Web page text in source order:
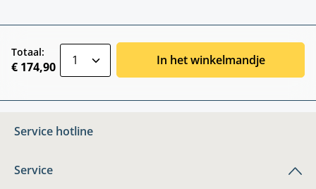
Totaal:
€ 174,90 In het winkelmandje
Service hotline
Service